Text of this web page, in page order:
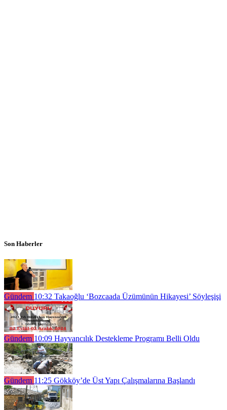
Son Haberler
Gündem 10:32 Takaoğlu ‘Bozcaada Üzümünün Hikayesi’ Söyleşişi
Gündem 10:09 Hayvancılık Destekleme Programı Belli Oldu
Gündem 11:25 Gökköy’de Üst Yapı Çalışmalarına Başlandı